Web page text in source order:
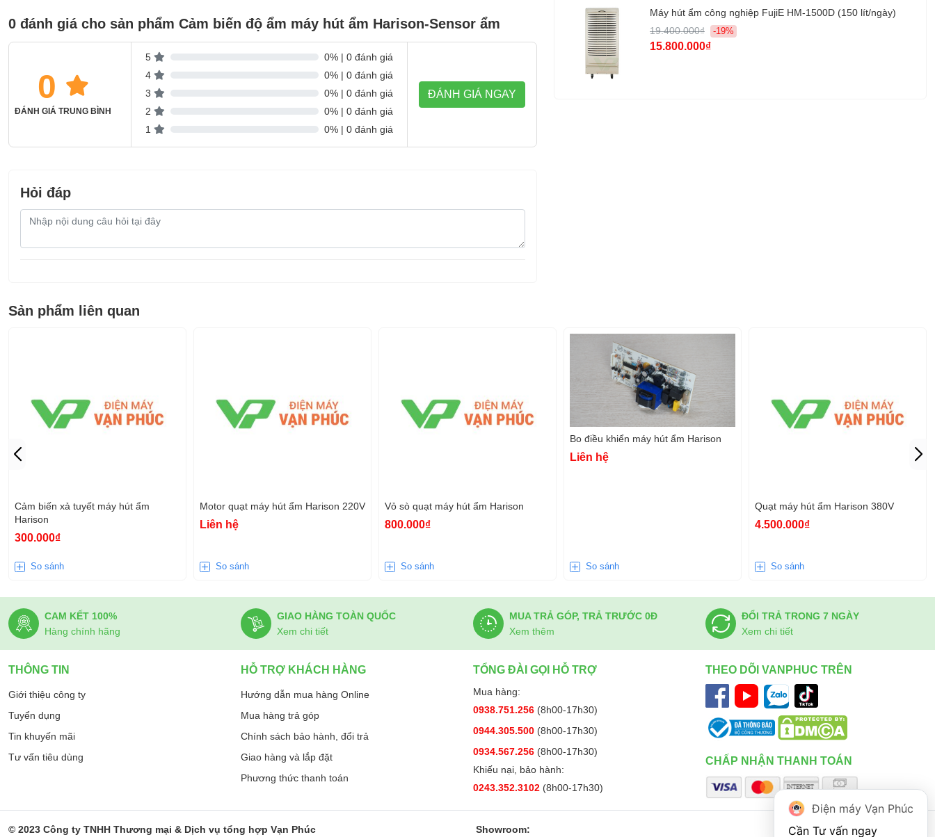
0 đánh giá cho sản phẩm Cảm biến độ ẩm máy hút ẩm Harison-Sensor ẩm
0
ĐÁNH GIÁ TRUNG BÌNH
5
0% | 0 đánh giá
4
0% | 0 đánh giá
3
0% | 0 đánh giá
2
0% | 0 đánh giá
1
0% | 0 đánh giá
ĐÁNH GIÁ NGAY
Hỏi đáp
Nội
câu
Máy hút ẩm công nghiệp FujiE HM-1500D (150 lít/ngày)
19.400.000₫
-19%
15.800.000₫
Sản phẩm liên quan
Cảm biến xả tuyết máy hút ẩm
Harison
300.000₫
So sánh
Motor quạt máy hút ẩm Harison 220V
Liên hệ
So sánh
Vỏ sò quạt máy hút ẩm Harison
800.000₫
So sánh
Bo điều khiển máy hút ẩm Harison
Liên hệ
So sánh
Quạt máy hút ẩm Harison 380V
4.500.000₫
So sánh
CAM KẾT 100%
Hàng chính hãng
GIAO HÀNG TOÀN QUỐC
Xem chi tiết
MUA TRẢ GÓP, TRẢ TRƯỚC 0Đ
Xem thêm
ĐỔI TRẢ TRONG 7 NGÀY
Xem chi tiết
THÔNG TIN
Giới thiệu công ty
Tuyển dụng
Tin khuyến mãi
Tư vấn tiêu dùng
HỖ TRỢ KHÁCH HÀNG
Hướng dẫn mua hàng Online
Mua hàng trả góp
Chính sách bảo hành, đổi trả
Giao hàng và lắp đặt
Phương thức thanh toán
TỔNG ĐÀI GỌI HỖ TRỢ
Mua hàng:
0938.751.256 (8h00-17h30)
0944.305.500 (8h00-17h30)
0934.567.256 (8h00-17h30)
Khiếu nại, bảo hành:
0243.352.3102 (8h00-17h30)
THEO DÕI VANPHUC TRÊN
CHẤP NHẬN THANH TOÁN
© 2023 Công ty TNHH Thương mại & Dịch vụ tổng hợp Vạn Phúc Showroom:
Điện máy Vạn Phúc